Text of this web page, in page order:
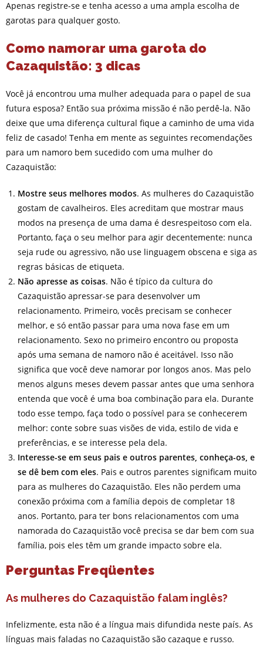
Apenas registre-se e tenha acesso a uma ampla escolha de
garotas para qualquer gosto.
Como namorar uma garota do
Cazaquistão: 3 dicas
Você já encontrou uma mulher adequada para o papel de sua
futura esposa? Então sua próxima missão é não perdê-la. Não
deixe que uma diferença cultural fique a caminho de uma vida
feliz de casado! Tenha em mente as seguintes recomendações
para um namoro bem sucedido com uma mulher do
Cazaquistão:
Mostre seus melhores modos. As mulheres do Cazaquistão
gostam de cavalheiros. Eles acreditam que mostrar maus
modos na presença de uma dama é desrespeitoso com ela.
Portanto, faça o seu melhor para agir decentemente: nunca
seja rude ou agressivo, não use linguagem obscena e siga as
regras básicas de etiqueta.
Não apresse as coisas. Não é típico da cultura do
Cazaquistão apressar-se para desenvolver um
relacionamento. Primeiro, vocês precisam se conhecer
melhor, e só então passar para uma nova fase em um
relacionamento. Sexo no primeiro encontro ou proposta
após uma semana de namoro não é aceitável. Isso não
significa que você deve namorar por longos anos. Mas pelo
menos alguns meses devem passar antes que uma senhora
entenda que você é uma boa combinação para ela. Durante
todo esse tempo, faça todo o possível para se conhecerem
melhor: conte sobre suas visões de vida, estilo de vida e
preferências, e se interesse pela dela.
Interesse-se em seus pais e outros parentes, conheça-os, e
se dê bem com eles. Pais e outros parentes significam muito
para as mulheres do Cazaquistão. Eles não perdem uma
conexão próxima com a família depois de completar 18
anos. Portanto, para ter bons relacionamentos com uma
namorada do Cazaquistão você precisa se dar bem com sua
família, pois eles têm um grande impacto sobre ela.
Perguntas Freqüentes
As mulheres do Cazaquistão falam inglês?
Infelizmente, esta não é a língua mais difundida neste país. As
línguas mais faladas no Cazaquistão são cazaque e russo.